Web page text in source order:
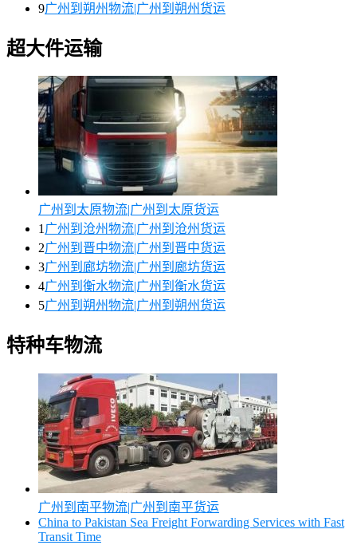
9广州到朔州物流|广州到朔州货运
超大件运输
广州到太原物流|广州到太原货运
1广州到沧州物流|广州到沧州货运
2广州到晋中物流|广州到晋中货运
3广州到廊坊物流|广州到廊坊货运
4广州到衡水物流|广州到衡水货运
5广州到朔州物流|广州到朔州货运
特种车物流
广州到南平物流|广州到南平货运
China to Pakistan Sea Freight Forwarding Services with Fast
Transit Time